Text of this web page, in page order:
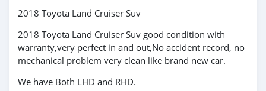
2018 Toyota Land Cruiser Suv
2018 Toyota Land Cruiser Suv good condition with
warranty,very perfect in and out,No accident record, no
mechanical problem very clean like brand new car.
We have Both LHD and RHD.